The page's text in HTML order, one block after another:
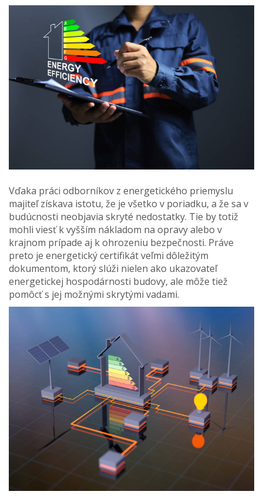
Vďaka práci odborníkov z energetického priemyslu
majiteľ získava istotu, že je všetko v poriadku, a že sa v
budúcnosti neobjavia skryté nedostatky. Tie by totiž
mohli viesť k vyšším nákladom na opravy alebo v
krajnom prípade aj k ohrozeniu bezpečnosti. Práve
preto je energetický certifikát veľmi dôležitým
dokumentom, ktorý slúži nielen ako ukazovateľ
energetickej hospodárnosti budovy, ale môže tiež
pomôcť s jej možnými skrytými vadami.